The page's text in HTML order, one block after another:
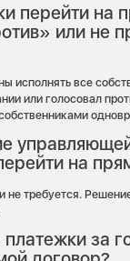
перейти на
или не
исполнять все
или голосовал
на
требуется.
платежки за